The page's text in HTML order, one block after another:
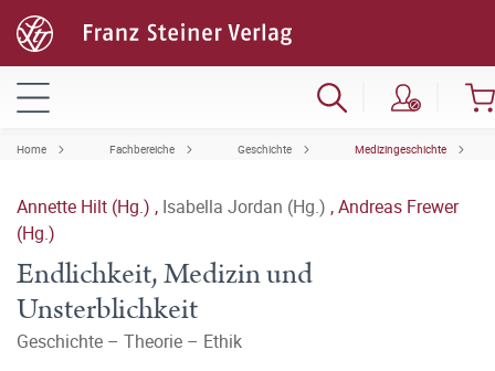
Home Fachbereiche Geschichte Medizingeschichte
Annette Hilt (Hg.) , Isabella Jordan (Hg.) ,Andreas Frewer
(Hg.)
Endlichkeit, Medizin und
Unsterblichkeit
Geschichte – Theorie – Ethik